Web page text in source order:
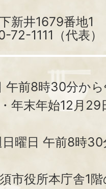
新井1679番地1
1111（代表）
午前8時30分か
年末年始12月
曜日 午前8時
市役所本庁舎1